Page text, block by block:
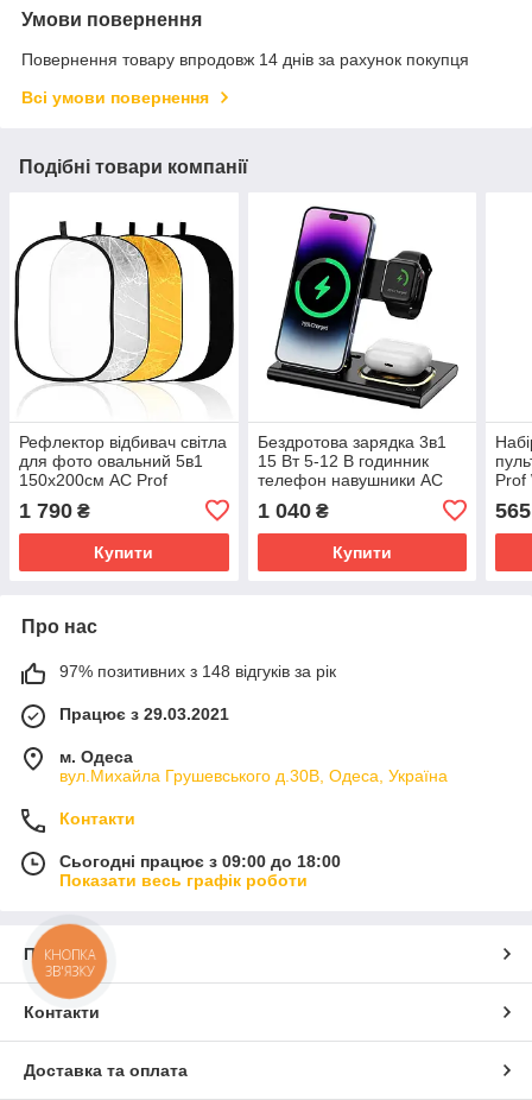
Умови повернення
Повернення товару впродовж 14 днів за рахунок покупця
Всі умови повернення
Подібні товари компанії
Рефлектор відбивач світла
для фото овальний 5в1
150x200см AC Prof
1 790 ₴
Купити
Бездротова зарядка 3в1
15 Вт 5-12 В годинник
телефон навушники AC
1 040₴
Купити
Prof
565
Про нас
97% позитивних з 148 відгуків за рік
Працює з 29.03.2021
м. Одеса
вул.Михайла Грушевського д.30В, Одеса, Україна
Контакти
Сьогодні працює з 09:00 до 18:00
Показати весь графік роботи
Про нас
Контакти
Доставка та оплата
КНОПКА
ЗВ'ЯЗКУ